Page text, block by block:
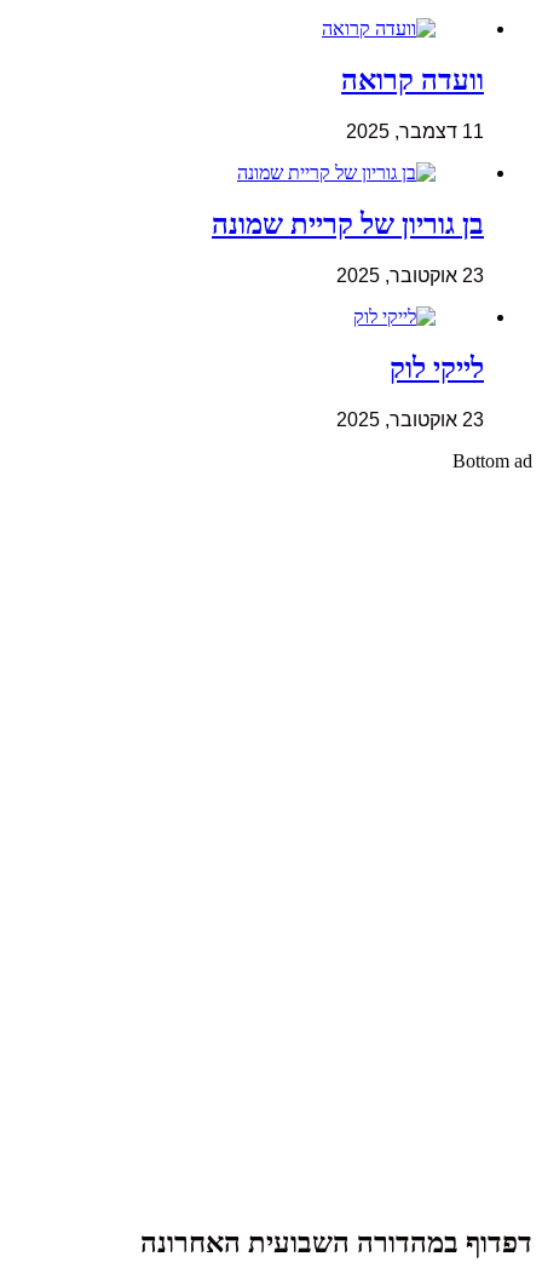
וועדה קרואה
11 דצמבר, 2025
בן גוריון של קריית שמונה
23 אוקטובר, 2025
לייקי לוק
23 אוקטובר, 2025
Bottom ad
דפדוף במהדורה השבועית האחרונה